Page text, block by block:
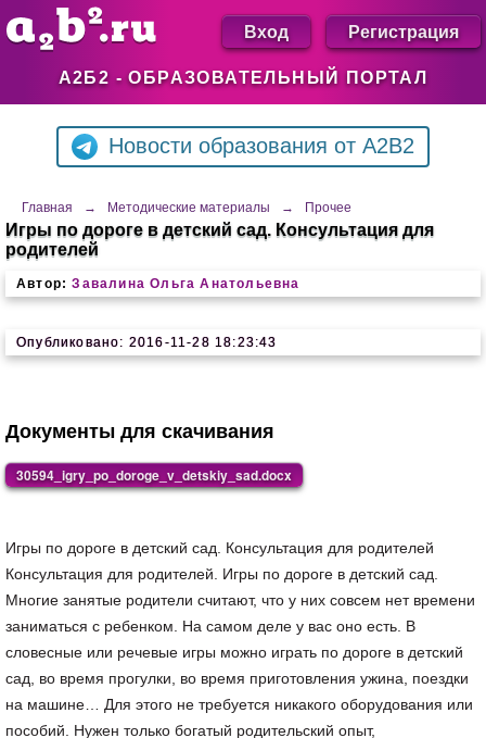
А2Б2 - ОБРАЗОВАТЕЛЬНЫЙ ПОРТАЛ
Вход Регистрация
Новости образования от A2B2
Главная → Методические материалы → Прочее
Игры по дороге в детский сад. Консультация для
родителей
Автор: Завалина Ольга Анатольевна
Опубликовано: 2016-11-28 18:23:43
Документы для скачивания
30594_igry_po_doroge_v_detskiy_sad.docx
Игры по дороге в детский сад. Консультация для родителей
Консультация для родителей. Игры по дороге в детский сад.
Многие занятые родители считают, что у них совсем нет времени
заниматься с ребенком. На самом деле у вас оно есть. В
словесные или речевые игры можно играть по дороге в детский
сад, во время прогулки, во время приготовления ужина, поездки
на машине… Для этого не требуется никакого оборудования или
пособий. Нужен только богатый родительский опыт,